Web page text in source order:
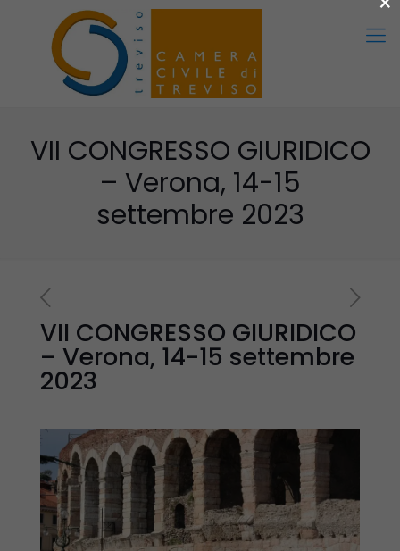
VII CONGRESSO GIURIDICO
– Verona, 14-15
settembre 2023
VII CONGRESSO GIURIDICO
– Verona, 14-15 settembre
2023